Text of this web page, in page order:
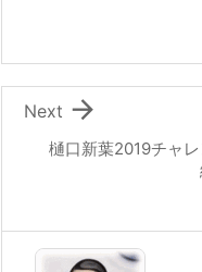
樋口新葉2019チャ

Next